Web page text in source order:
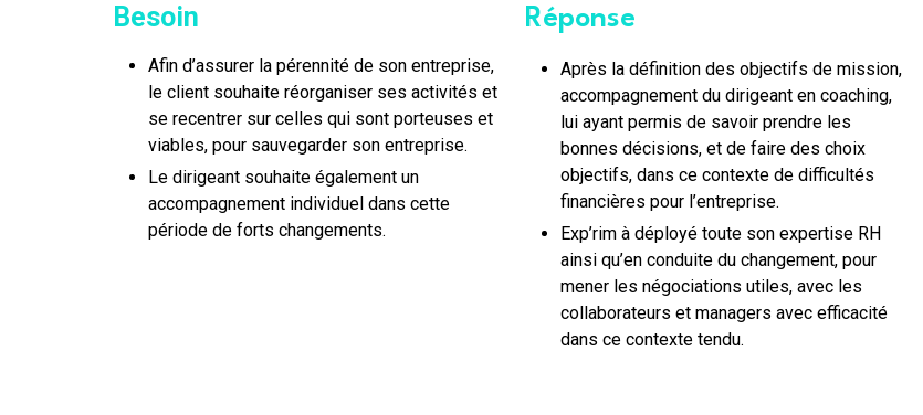
Besoin
Afin d’assurer la pérennité de son entreprise,
le client souhaite réorganiser ses activités et
se recentrer sur celles qui sont porteuses et
viables, pour sauvegarder son entreprise.
Le dirigeant souhaite également un
accompagnement individuel dans cette
période de forts changements.
Réponse
Après la définition des objectifs de mission,
accompagnement du dirigeant en coaching,
lui ayant permis de savoir prendre les
bonnes décisions, et de faire des choix
objectifs, dans ce contexte de difficultés
financières pour l’entreprise.
Exp’rim à déployé toute son expertise RH
ainsi qu’en conduite du changement, pour
mener les négociations utiles, avec les
collaborateurs et managers avec efficacité
dans ce contexte tendu.